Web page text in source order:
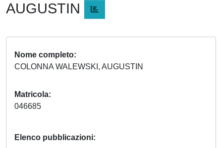
AUGUSTIN
Nome completo
COLONNA WALEWSKI, AUGUSTIN
Matricola
046685
Elenco pubblicazioni